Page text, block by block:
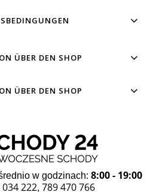
ÜBER DEN SHOP
ÜBER DEN SHOP
w godzinach: 8:00 - 19:00
222, 789 470 766